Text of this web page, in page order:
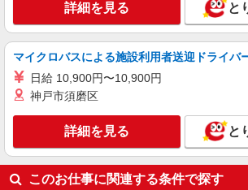
デイサービス ソラスト楠/2380000043-020
介護職員（ヘルパー）（
月給231,200円〜
よる）
愛知県名古屋市北区三軒
詳
派遣社員
株式会社kotrio /●NG-H-1992487
詳細を見る と
マイクロバスによる施設利用者送迎ドライバ
日給 10,900円〜10,900円
神戸市須磨区
詳細を見る と
このお仕事に関連する条件で探す